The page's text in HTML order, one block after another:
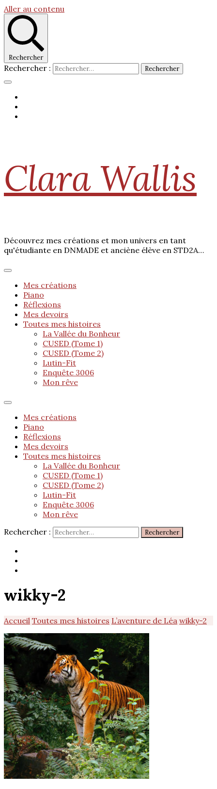
Aller au contenu
Rechercher
Rechercher :
Clara Wallis
Découvrez mes créations et mon univers en tant
qu'étudiante en DNMADE et anciène élève en STD2A…
Mes créations
Piano
Réflexions
Mes devoirs
Toutes mes histoires
La Vallée du Bonheur
CUSED (Tome 1)
CUSED (Tome 2)
Lutin-Fit
Enquête 3006
Mon rêve
Mes créations
Piano
Réflexions
Mes devoirs
Toutes mes histoires
La Vallée du Bonheur
CUSED (Tome 1)
CUSED (Tome 2)
Lutin-Fit
Enquête 3006
Mon rêve
Rechercher :
wikky-2
Accueil Toutes mes histoires L’aventure de Léa wikky-2